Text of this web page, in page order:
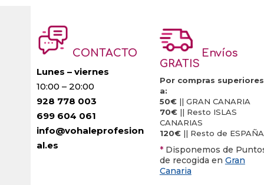
CONTACTO
Lunes – viernes
10:00 – 20:00
928 778 003
699 604 061
info@vohaleprofesion
al.es
Envíos
GRATIS
Por compras superiores
a:
50€|| GRAN CANARIA
70€|| Resto ISLAS
CANARIAS
120€|| Resto de ESPAÑA
* Disponemos de
de recogida en Gran
Canaria